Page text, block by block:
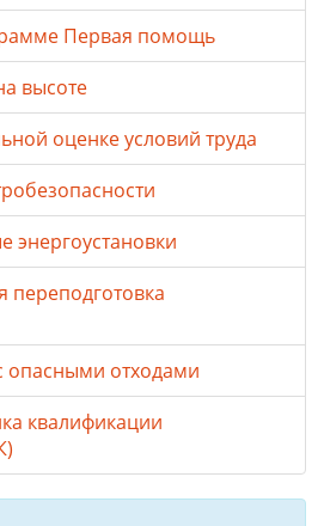
Первая помощь
высоте
оценке условий труда
энергоустановки
переподготовка
опасными отходами
квалификации